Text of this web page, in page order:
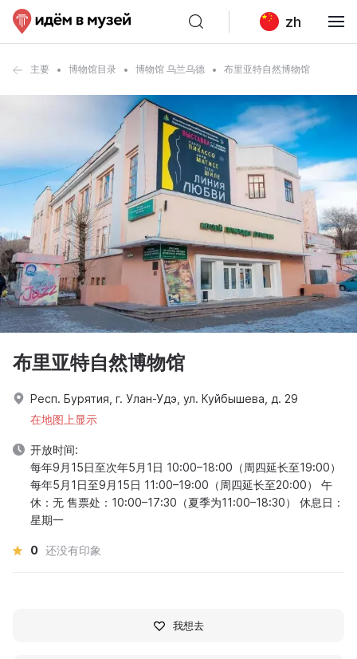
zh
主要 博物馆目录 博物馆 乌兰乌德 布里亚特自然博物馆
布里亚特自然博物馆
Респ. Бурятия, г. Улан-Удэ, ул. Куйбышева, д. 29
在地图上显示
开放时间:
每年9月15日至次年5月1日 10:00–18:00（周四延长至19:00）
每年5月1日至9月15日 11:00–19:00（周四延长至20:00） 午
休：无 售票处：10:00–17:30（夏季为11:00–18:30） 休息日：
星期一
0 还没有印象
我想去